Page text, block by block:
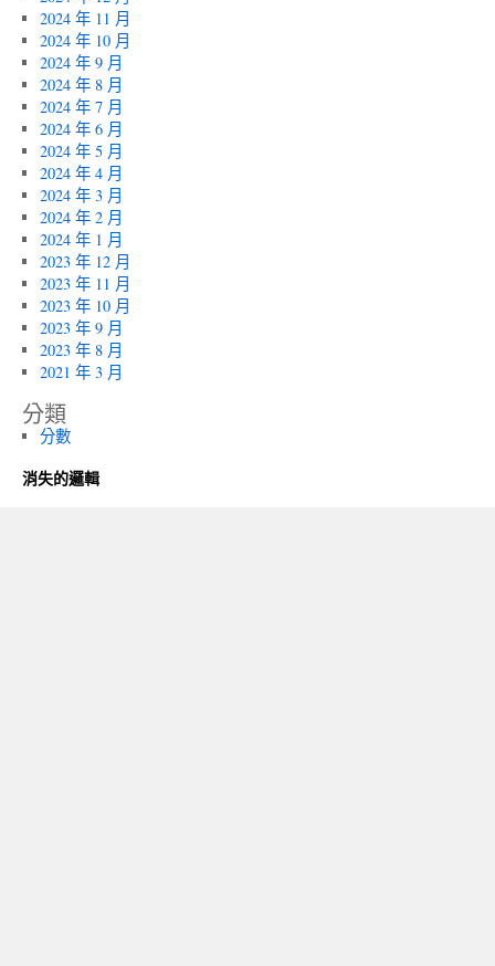
2024 年 11 月
2024 年 10 月
2024 年 9 月
2024 年 8 月
2024 年 7 月
2024 年 6 月
2024 年 5 月
2024 年 4 月
2024 年 3 月
2024 年 2 月
2024 年 1 月
2023 年 12 月
2023 年 11 月
2023 年 10 月
2023 年 9 月
2023 年 8 月
2021 年 3 月
分類
分數
消失的邏輯